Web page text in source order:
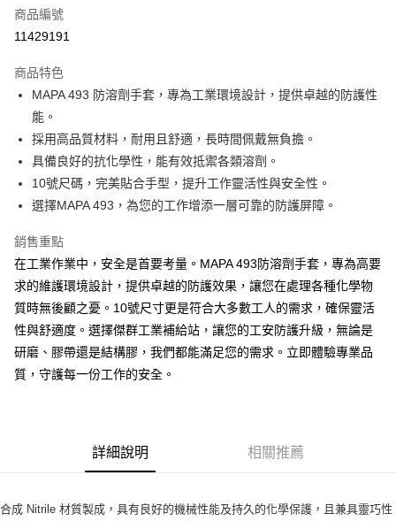
LINE Pay
街口支付
悠遊付
全盈+PAY
運送方式
每筆NT$60
付款後7-11取貨
每筆NT$60
每筆NT$200，滿NT$5,000(含以上)免運費
商品編號
11429191
商品特色
MAPA 493 防溶劑手套，專為工業環境設計，提供卓越的防護性
能。
採用高品質材料，耐用且舒適，長時間佩戴無負擔。
具備良好的抗化學性，能有效抵禦各類溶劑。
10號尺碼，完美貼合手型，提升工作靈活性與安全性。
選擇MAPA 493，為您的工作增添一層可靠的防護屏障。
銷售重點
在工業作業中，安全是首要考量。MAPA 493防溶劑手套，專為高要
求的維護環境設計，提供卓越的防護效果，讓您在處理各種化學物
質時無後顧之憂。10號尺寸更是符合大多數工人的需求，確保靈活
性與舒適度。選擇傑群工業補給站，讓您的工安防護升級，無論是
研磨、膠帶還是結構膠，我們都能滿足您的需求。立即體驗專業品
質，守護每一份工作的安全。
詳細說明 相關推薦
合成 Nitrile 材質製成，具有良好的機械性能及持久的化學保護，且兼具靈巧性